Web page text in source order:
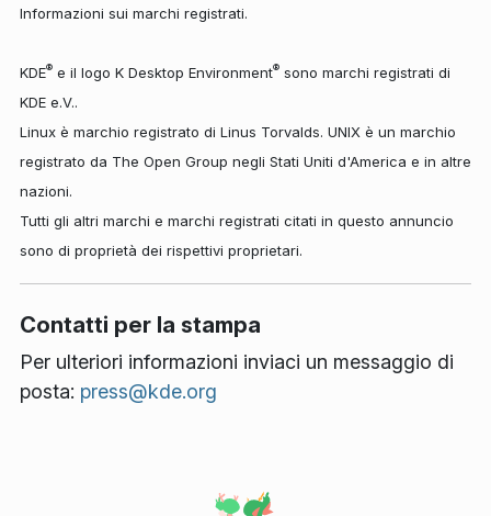
Informazioni sui marchi registrati.
KDE® e il logo K Desktop Environment® sono marchi registrati di
KDE e.V..
Linux è marchio registrato di Linus Torvalds. UNIX è un marchio
registrato da The Open Group negli Stati Uniti d'America e in altre
nazioni.
Tutti gli altri marchi e marchi registrati citati in questo annuncio
sono di proprietà dei rispettivi proprietari.
Contatti per la stampa
Per ulteriori informazioni inviaci un messaggio di
posta: press@kde.org